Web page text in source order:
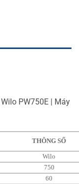
PW750E | Máy
THÔNG SỐ
Wilo
750
60